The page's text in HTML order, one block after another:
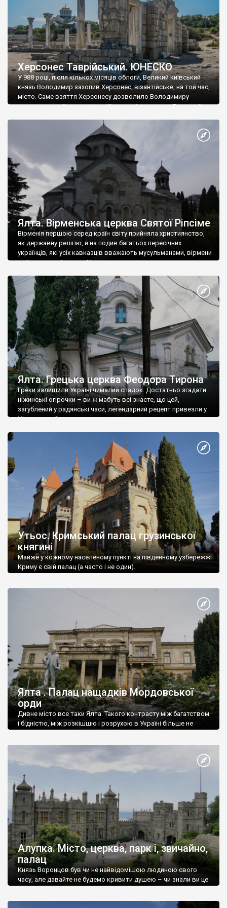
Херсонес Таврійський. ЮНЕСКО
У 988 році, після кількох місяців облоги, Великий київський
князь Володимир захопив Херсонес, візантійське, на той час,
місто. Саме взяття Херсонесу дозволило Володимиру
диктувати свої умови візантійському імператору Василю ІІ, та
Херсонесі Володимир-язичник, став Василем-християнином.
А потім було Хрещення Русі. На честь Херсонесу Таврійського
Ялта. Вірменська церква Святої Ріпсіме
Вірменія першою серед країн світу прийняла християнство,
як державну релігію, й на подив багатьох пересічних
українців, які усіх кавказців вважають мусульманами, вірмени
є відданими вірянами Христа
Ялта. Грецька церква Феодора Тирона
Греки залишили Україні чималий спадок. Достатньо згадати
ніжинські огірочки – ви ж мабуть всі знаєте, що цей,
загублений у радянські часи, легендарний рецепт привезли у
Ніжин греки?
Утьос. Кримський палац грузинської
княгині
Майже у кожному населеному пункті на південному узбережжі
Криму є свій палац (а часто і не один).
Ялта . Палац нащадків Мордовської
орди
Дивне місто все таки Ялта. Такого контрасту між багатством
і бідністю, між розкішшю і розрухою в Україні більше не
Алупка. Місто, церква, парк і, звичайно,
палац
Князь Воронцов був чи не найвідомішою людиною свого
часу, але давайте не будемо кривити душею – чи знали ви це